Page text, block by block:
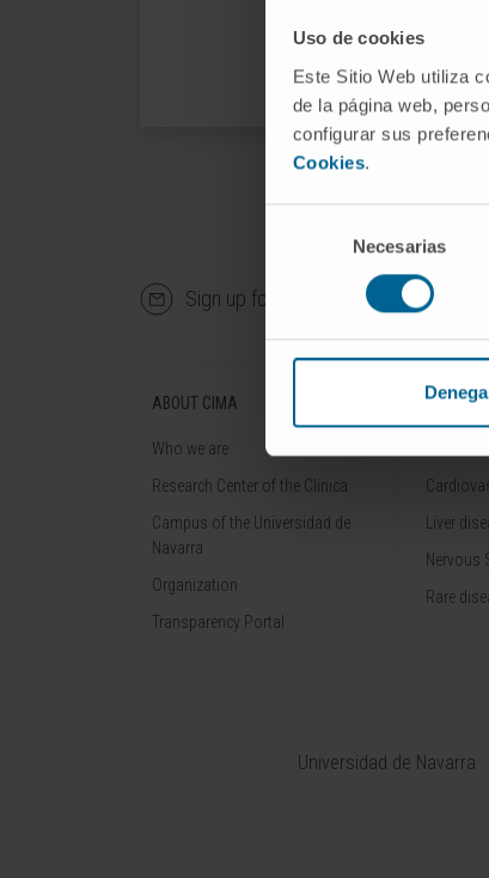
Uso de cookies
Este Sitio Web utiliza
de la página web,
configurar sus
Cookies.
consentimiento
Necesarias
Sign up for our newsletter
ABOUT CIMA
Who we are
Research Center of the Clinica
Campus of the Universidad de
Navarra
Organization
Transparency Portal
Liver
Nervous
Rare
Universidad de Navarra